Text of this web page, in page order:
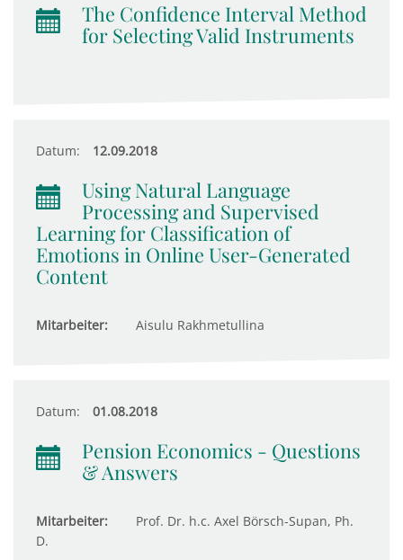
The Confidence Interval Method
for Selecting Valid Instruments
Datum: 12.09.2018
Using Natural Language
Processing and Supervised
Learning for Classification of
Emotions in Online User-Generated
Content
Mitarbeiter: Aisulu Rakhmetullina
Datum: 01.08.2018
Pension Economics - Questions
& Answers
Mitarbeiter:
Prof. Dr. h.c. Axel Börsch-Supan, Ph.
D.